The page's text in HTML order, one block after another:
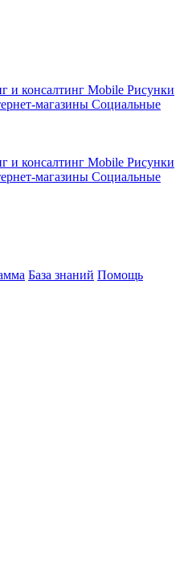
и консалтинг Mobile Рисунки
магазины Социальные
и консалтинг Mobile Рисунки
магазины Социальные
База знаний Помощь